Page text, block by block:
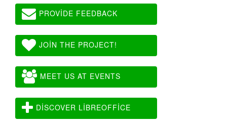
PROVIDE FEEDBACK
JOIN THE PROJECT!
MEET US AT EVENTS
DISCOVER LIBREOFFICE